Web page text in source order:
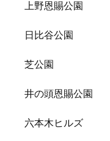
上野恩賜公園
日比谷公園
芝公園
井の頭恩賜公園
六本木ヒルズ